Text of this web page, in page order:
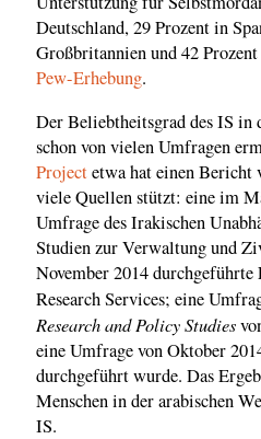
Deutschland, 29 Prozent in
Großbritannien und 42
Pew-Erhebung.
Der Beliebtheitsgrad des IS in
schon von vielen Umfragen
Projectetwa hat einen
viele Quellen stützt: eine im
Umfrage des Irakischen
Studien zur Verwaltung und
November 2014 durchgeführte
Research Services; eine
Research and Policy Studies
eine Umfrage von Oktober
durchgeführt wurde. Das
Menschen in der arabischen
IS.